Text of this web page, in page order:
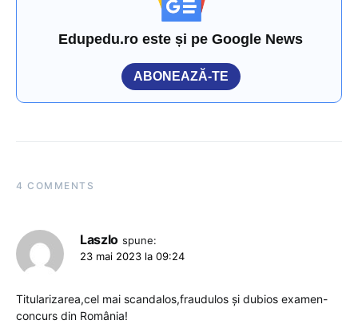
Edupedu.ro este și pe Google News
ABONEAZĂ-TE
4 COMMENTS
Laszlo spune:
23 mai 2023 la 09:24
Titularizarea,cel mai scandalos,fraudulos și dubios examen-
concurs din România!